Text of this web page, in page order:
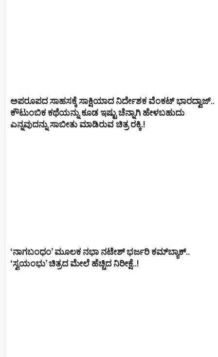
ಅಪರೂಪದ ಸಾಹಸಕ್ಕೆ ಸಾಕ್ಷಿಯಾದ ನಿರ್ದೇಶಕ ವೆಂಕಟ್ ಭಾರದ್ವಾಜ್..
ಕೌಟುಂಬಿಕ ಕಥೆಯನ್ನು ಕೂಡ ಇಷ್ಟು ಚೆನ್ನಾಗಿ ಹೇಳಬಹುದು
ಎನ್ನವುದನ್ನು ಸಾಬೀತು ಮಾಡಿರುವ ಚಿತ್ರ ರಕ್ಕಿ.!
‘ನಾಗಬಂಧಂ’ ಮೂಲಕ ನಭಾ ನಟೇಶ್ ಭರ್ಜರಿ ಕಮ್‌ಬ್ಯಾಕ್..
‘ಸ್ವಯಂಭು’ ಚಿತ್ರದ ಮೇಲೆ ಹೆಚ್ಚಿದ ನಿರೀಕ್ಷೆ..!